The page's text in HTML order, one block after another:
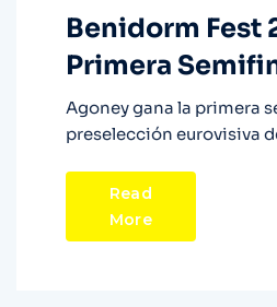
Benidorm Fest
Primera
Agoney gana la primera
preselección eurovisiva
Read
More